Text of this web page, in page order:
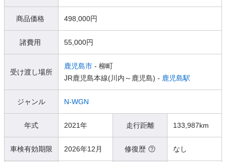
商品価格 498,000円
諸費用 55,000円
受け渡し場所
鹿児島市 - 柳町
JR鹿児島本線(川内～鹿児島) - 鹿児島駅
ジャンル N-WGN
年式 2021年 走行距離 133,987km
車検有効期限 2026年12月 修復歴 なし